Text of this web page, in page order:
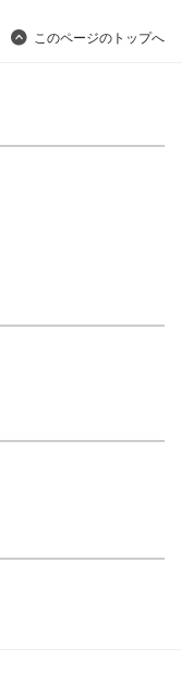
このページのトップへ